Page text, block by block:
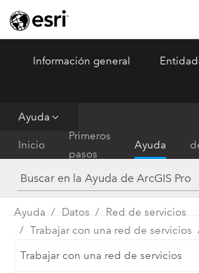
ArcGIS Pro Menu
Información general
Ayuda
Inicio
Primeros
pasos
Ayuda
Ayuda Datos
Red de servicios
Trabajar con una red de servicios
Trabajar con una red de servicios